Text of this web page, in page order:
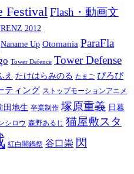
FestivalFlash・動画文
2012
Naname Up Otomania ParaFla
Tower Defence Tower Defense
え たけはらみのる たまご ぴろぴ
ティング ストップモーションアニメ
田地生 卒業制作 塚原重義 日暮
シロウ 森野あるじ 猫屋敷スタ
紅白闇鍋祭 谷口崇 閃